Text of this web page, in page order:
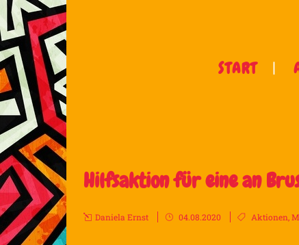
START
Hilfsaktion für eine an
Daniela Ernst 04.08.2020 Aktionen,